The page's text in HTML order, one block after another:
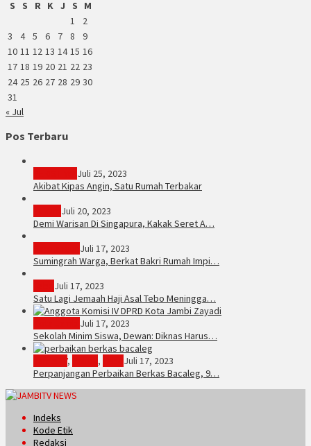
S
S R K J S
M
1
2
3
4 5 6 7 8
9
10 11 12 13 14 15 16
17 18 19 20 21 22 23
24 25 26 27 28 29 30
31
« Jul
Pos Terbaru
Juli 25, 2023
Akibat Kipas Angin, Satu Rumah Terbakar
Juli 20, 2023
Demi Warisan Di Singapura, Kakak Seret A…
Juli 17, 2023
Sumingrah Warga, Berkat Bakri Rumah Impi…
Juli 17, 2023
Satu Lagi Jemaah Haji Asal Tebo Meningga…
Juli 17, 2023
Sekolah Minim Siswa, Dewan: Diknas Harus…
, ,
Juli 17, 2023
Perpanjangan Perbaikan Berkas Bacaleg, 9…
Indeks
Kode Etik
Redaksi